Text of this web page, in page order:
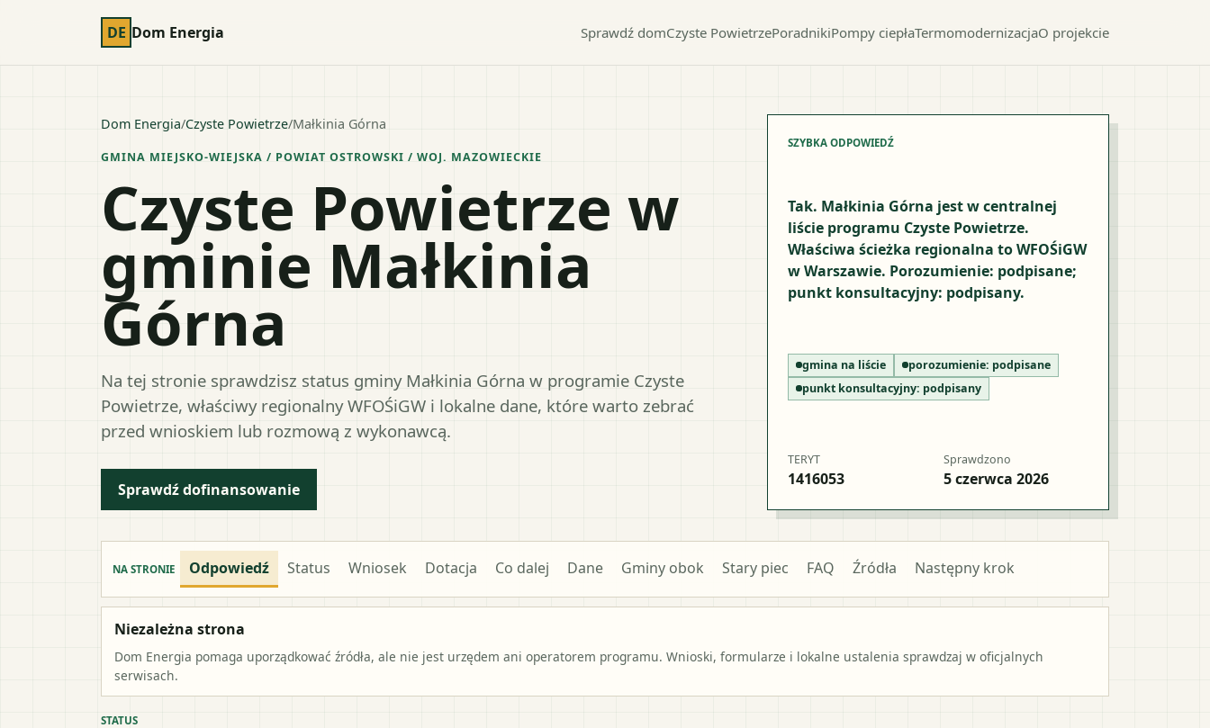
DE Dom Energia Sprawdź domCzyste PowietrzePoradnikiPompy ciepłaTermomodernizacjaO projekcie
Dom Energia/Czyste Powietrze/Małkinia Górna
GMINA MIEJSKO-WIEJSKA / POWIAT OSTROWSKI / WOJ. MAZOWIECKIE
Czyste Powietrze w
gminie Małkinia
Górna
Na tej stronie sprawdzisz status gminy Małkinia Górna w programie Czyste
Powietrze, właściwy regionalny WFOŚiGW i lokalne dane, które warto zebrać
przed wnioskiem lub rozmową z wykonawcą.
Sprawdź dofinansowanie
SZYBKA ODPOWIEDŹ
Tak. Małkinia Górna jest w centralnej
liście programu Czyste Powietrze.
Właściwa ścieżka regionalna to WFOŚiGW
w Warszawie. Porozumienie: podpisane;
punkt konsultacyjny: podpisany.
gmina na liście porozumienie: podpisane
punkt konsultacyjny: podpisany
TERYT
1416053
Sprawdzono
5 czerwca 2026
NA STRONIE Odpowiedź Status Wniosek Dotacja Co dalej Dane Gminy obok Stary piec FAQ Źródła Następny krok
Niezależna strona
Dom Energia pomaga uporządkować źródła, ale nie jest urzędem ani operatorem programu. Wnioski, formularze i lokalne ustalenia sprawdzaj w oficjalnych
serwisach.
STATUS